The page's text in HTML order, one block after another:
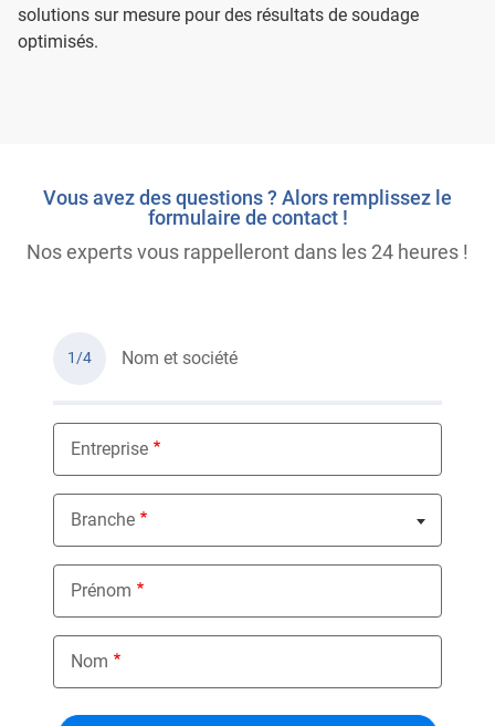
solutions sur mesure pour des résultats de soudage
optimisés.
Vous avez des questions ? Alors remplissez le
formulaire de contact !
Nos experts vous rappelleront dans les 24 heures !
1/4 Nom et société
Entreprise
Branche
Nothing selected
Prénom
Nom